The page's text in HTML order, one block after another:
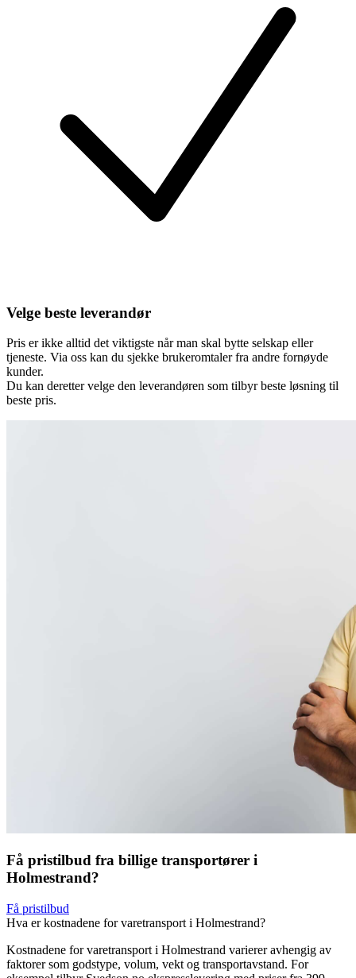
Velge beste leverandør
Pris er ikke alltid det viktigste når man skal bytte selskap eller
tjeneste. Via oss kan du sjekke brukeromtaler fra andre fornøyde
kunder.
Du kan deretter velge den leverandøren som tilbyr beste løsning til
beste pris.
Få pristilbud fra billige transportører i
Holmestrand?
Få pristilbud
Hva er kostnadene for varetransport i Holmestrand?
Kostnadene for varetransport i Holmestrand varierer avhengig av
faktorer som godstype, volum, vekt og transportavstand. For